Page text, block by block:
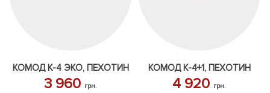
КОМОД К-4 ЭКО, ПЕХОТИН
3 960 грн.
КОМОД К-4+1, ПЕХОТИН
4 920 грн.